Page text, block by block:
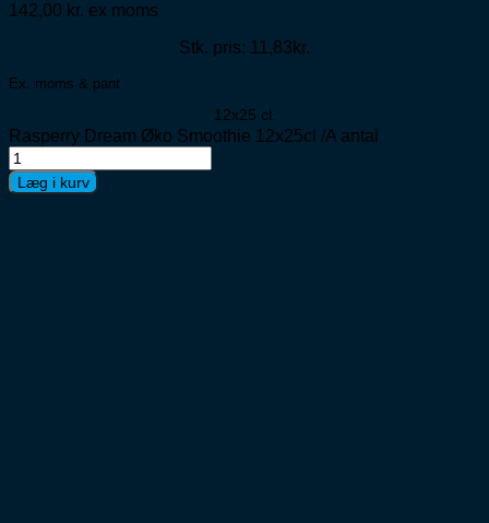
142,00 kr. ex moms
Stk. pris: 11,83kr.
Ex. moms & pant
12x25 cl.
Rasperry Dream Øko Smoothie 12x25cl /A antal
Læg i kurv